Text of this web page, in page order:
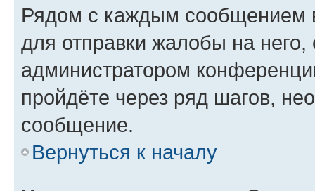
Рядом с каждым сообщением
для отправки жалобы на
администратором
пройдёте через ряд шагов,
сообщение.
Вернуться к началу